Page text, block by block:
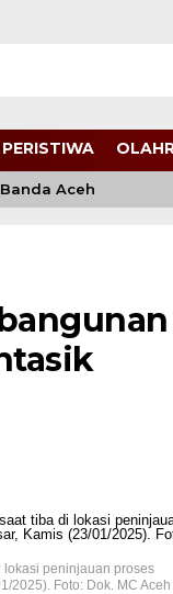
PERISTIWA
Aceh
lokasi peninjauan proses
2025). Foto: Dok. MC Aceh